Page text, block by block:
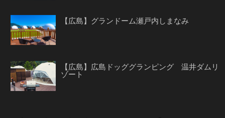
【広島】グランドーム瀬戸内しまなみ
【広島】広島ドッググランピング 温井ダムリ
ゾート